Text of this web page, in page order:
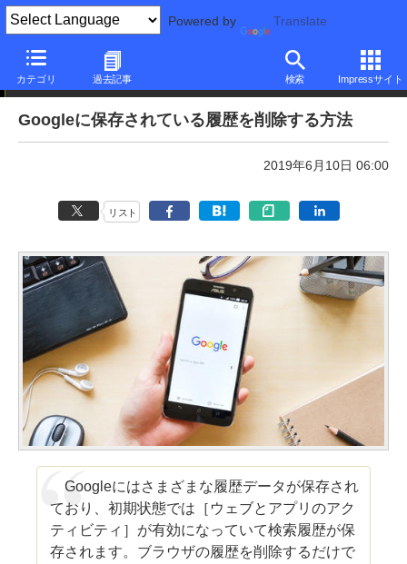
Powered by Translate
カテゴリ 過去記事 検索 Impressサイト
本日のできるネット
Googleに保存されている履歴を削除する方法
2019年6月10日 06:00
リスト
Googleにはさまざまな履歴データが保存され
ており、初期状態では［ウェブとアプリのアク
ティビティ］が有効になっていて検索履歴が保
存されます。ブラウザの履歴を削除するだけで